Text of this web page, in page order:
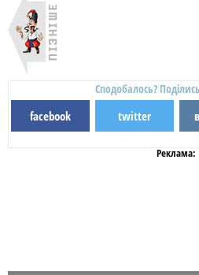
Сподобалось?
facebook twitter
Реклама: